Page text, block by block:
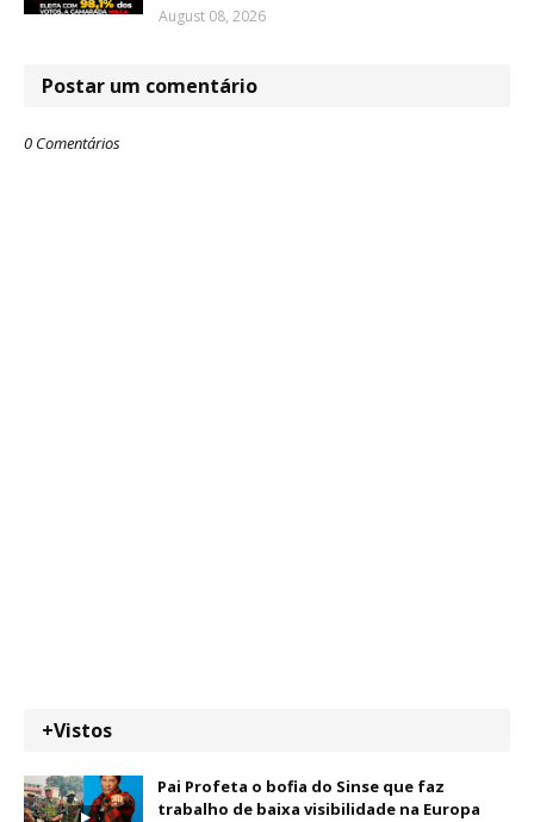
August 08, 2026
Postar um comentário
0 Comentários
+Vistos
Pai Profeta o bofia do Sinse que faz
trabalho de baixa visibilidade na Europa